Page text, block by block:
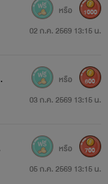
02 ก.ค. 2569 13:15 น.
หรือ 1000
03 ก.ค. 2569 13:15 น.
หรือ 600
05 ก.ค. 2569 13:15 น.
หรือ 700